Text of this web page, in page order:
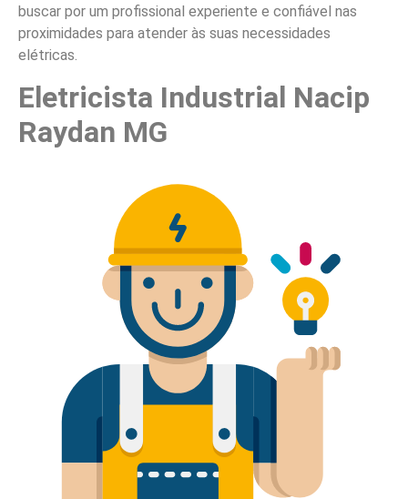
buscar por um profissional experiente e confiável nas
proximidades para atender às suas necessidades
elétricas.
Eletricista Industrial Nacip
Raydan MG